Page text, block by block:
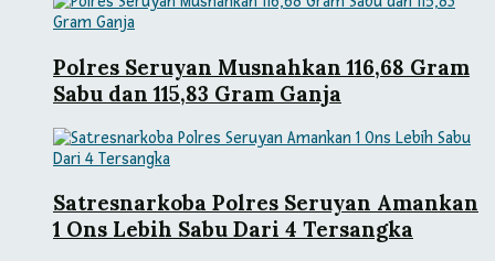
Polres Seruyan Musnahkan 116,68 Gram
Sabu dan 115,83 Gram Ganja
Satresnarkoba Polres Seruyan Amankan
1 Ons Lebih Sabu Dari 4 Tersangka